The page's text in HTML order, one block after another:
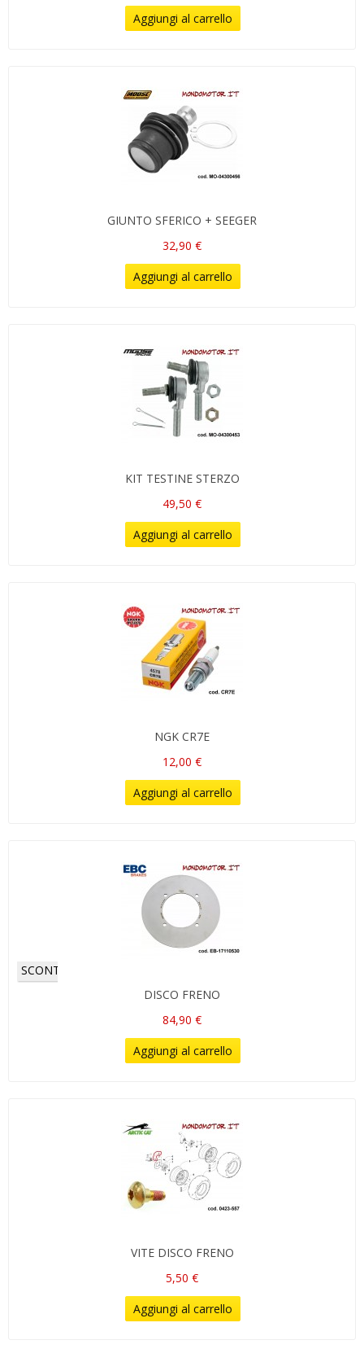
Aggiungi al carrello
GIUNTO SFERICO + SEEGER
32,90 €
Aggiungi al carrello
KIT TESTINE STERZO
49,50 €
Aggiungi al carrello
NGK CR7E
12,00 €
Aggiungi al carrello
SCONTI!
DISCO FRENO
84,90 €
Aggiungi al carrello
VITE DISCO FRENO
5,50 €
Aggiungi al carrello